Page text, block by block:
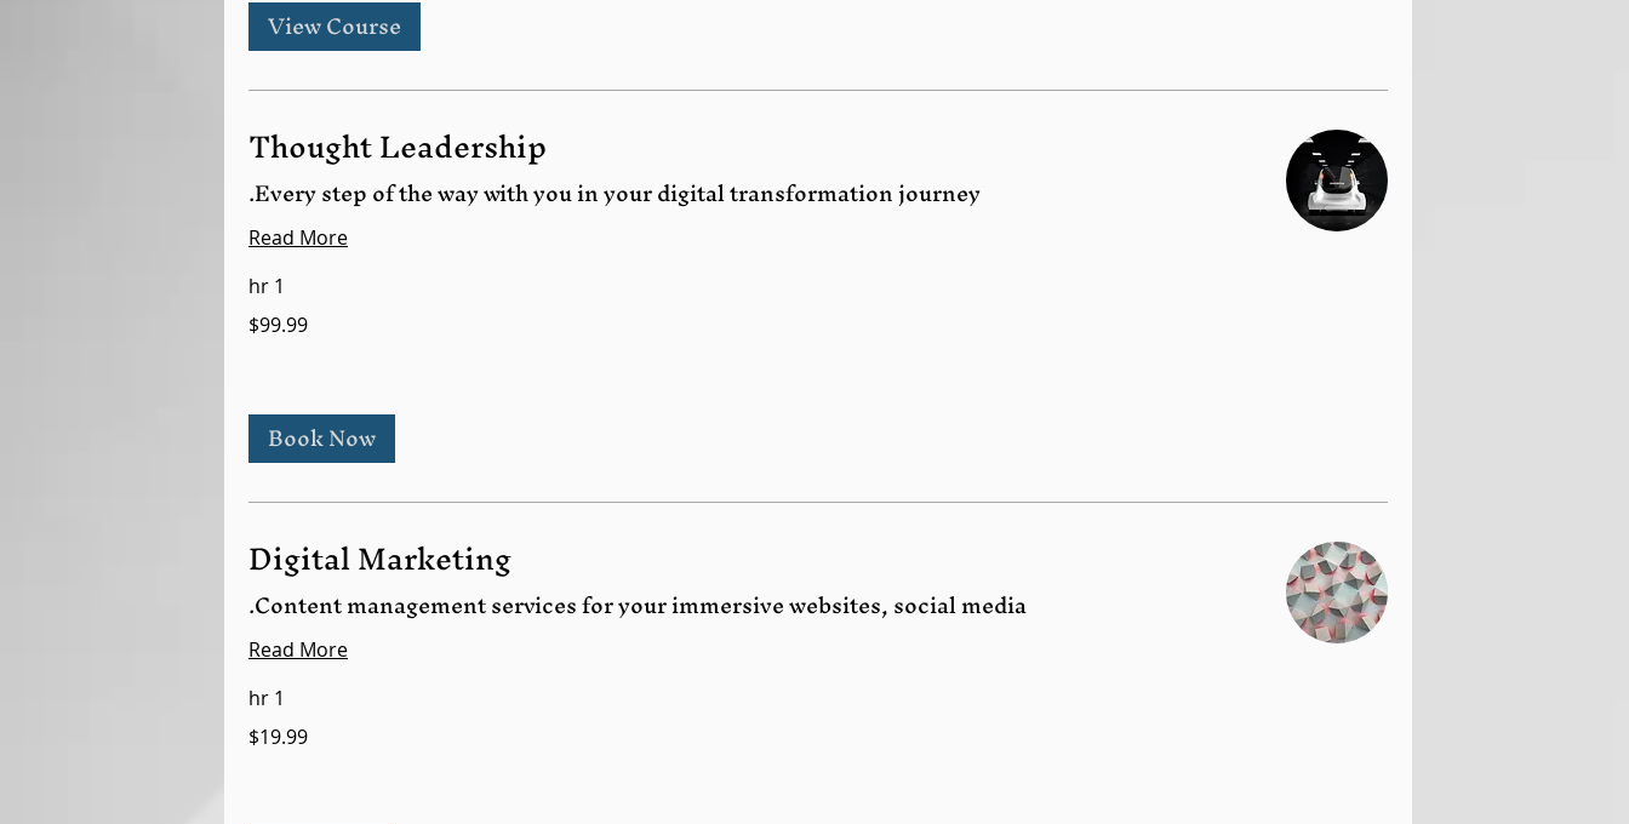
View Course
Thought Leadership
Every step of the way with you in your digital transformation journey.
Read More
1 hr
$99.99
Book Now
Digital Marketing
Content management services for your immersive websites, social media.
Read More
1 hr
$19.99